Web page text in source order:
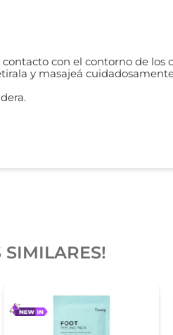
con el contorno de los
y masajeá
SIMILARES!